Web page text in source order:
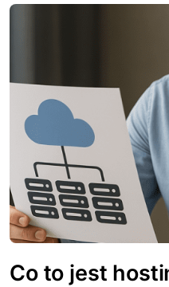
Co to jest